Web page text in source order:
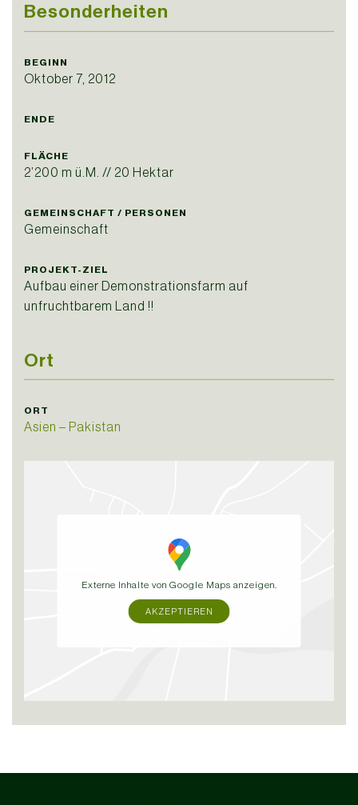
Besonderheiten
BEGINN
Oktober 7, 2012
ENDE
FLÄCHE
2’200 m ü.M. // 20 Hektar
GEMEINSCHAFT / PERSONEN
Gemeinschaft
PROJEKT-ZIEL
Aufbau einer Demonstrationsfarm auf
unfruchtbarem Land !!
Ort
ORT
Asien – Pakistan
Externe Inhalte von Google Maps anzeigen.
AKZEPTIEREN